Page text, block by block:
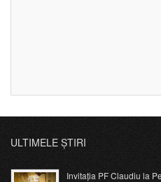
ULTIMELE ȘTIRI
Invitația PF Claudiu la